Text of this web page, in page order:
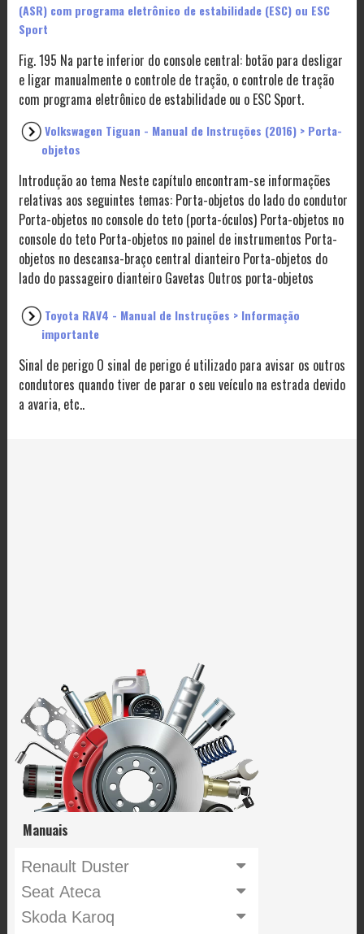
(ASR) com programa eletrônico de estabilidade (ESC) ou ESC
Sport
Fig. 195 Na parte inferior do console central: botão para desligar
e ligar manualmente o controle de tração, o controle de tração
com programa eletrônico de estabilidade ou o ESC Sport.
Volkswagen Tiguan - Manual de Instruções (2016) > Porta-
objetos
Introdução ao tema Neste capítulo encontram-se informações
relativas aos seguintes temas: Porta-objetos do lado do condutor
Porta-objetos no console do teto (porta-óculos) Porta-objetos no
console do teto Porta-objetos no painel de instrumentos Porta-
objetos no descansa-braço central dianteiro Porta-objetos do
lado do passageiro dianteiro Gavetas Outros porta-objetos
Toyota RAV4 - Manual de Instruções > Informação
importante
Sinal de perigo O sinal de perigo é utilizado para avisar os outros
condutores quando tiver de parar o seu veículo na estrada devido
a avaria, etc..
Manuais
Renault Duster
Seat Ateca
Skoda Karoq